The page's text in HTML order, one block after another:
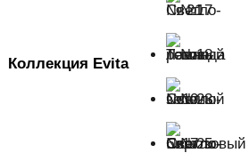
Коллекция Evita
№ 21
Лаванда
№10
Светло-
№17